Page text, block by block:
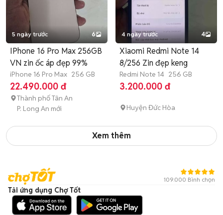
5 ngày trước 6
IPhone 16 Pro Max 256GB
VN zin ốc áp đẹp 99%
iPhone 16 Pro Max 256 GB
22.490.000 đ
Thành phố Tân An
P. Long An mới
4 ngày trước 4
Xiaomi Redmi Note 14
8/256 Zin đẹp keng
Redmi Note 14 256 GB
3.200.000 đ
Huyện Đức Hòa
Xem thêm
109.000 Bình chọn
Tải ứng dụng Chợ Tốt